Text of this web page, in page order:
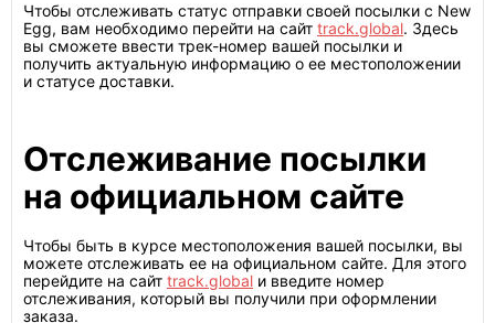
Чтобы отслеживать статус отправки своей посылки с New
Egg, вам необходимо перейти на сайт track.global. Здесь
вы сможете ввести трек-номер вашей посылки и
получить актуальную информацию о ее местоположении
и статусе доставки.
Отслеживание посылки
на официальном сайте
Чтобы быть в курсе местоположения вашей посылки, вы
можете отслеживать ее на официальном сайте. Для этого
перейдите на сайт track.global и введите номер
отслеживания, который вы получили при оформлении
заказа.